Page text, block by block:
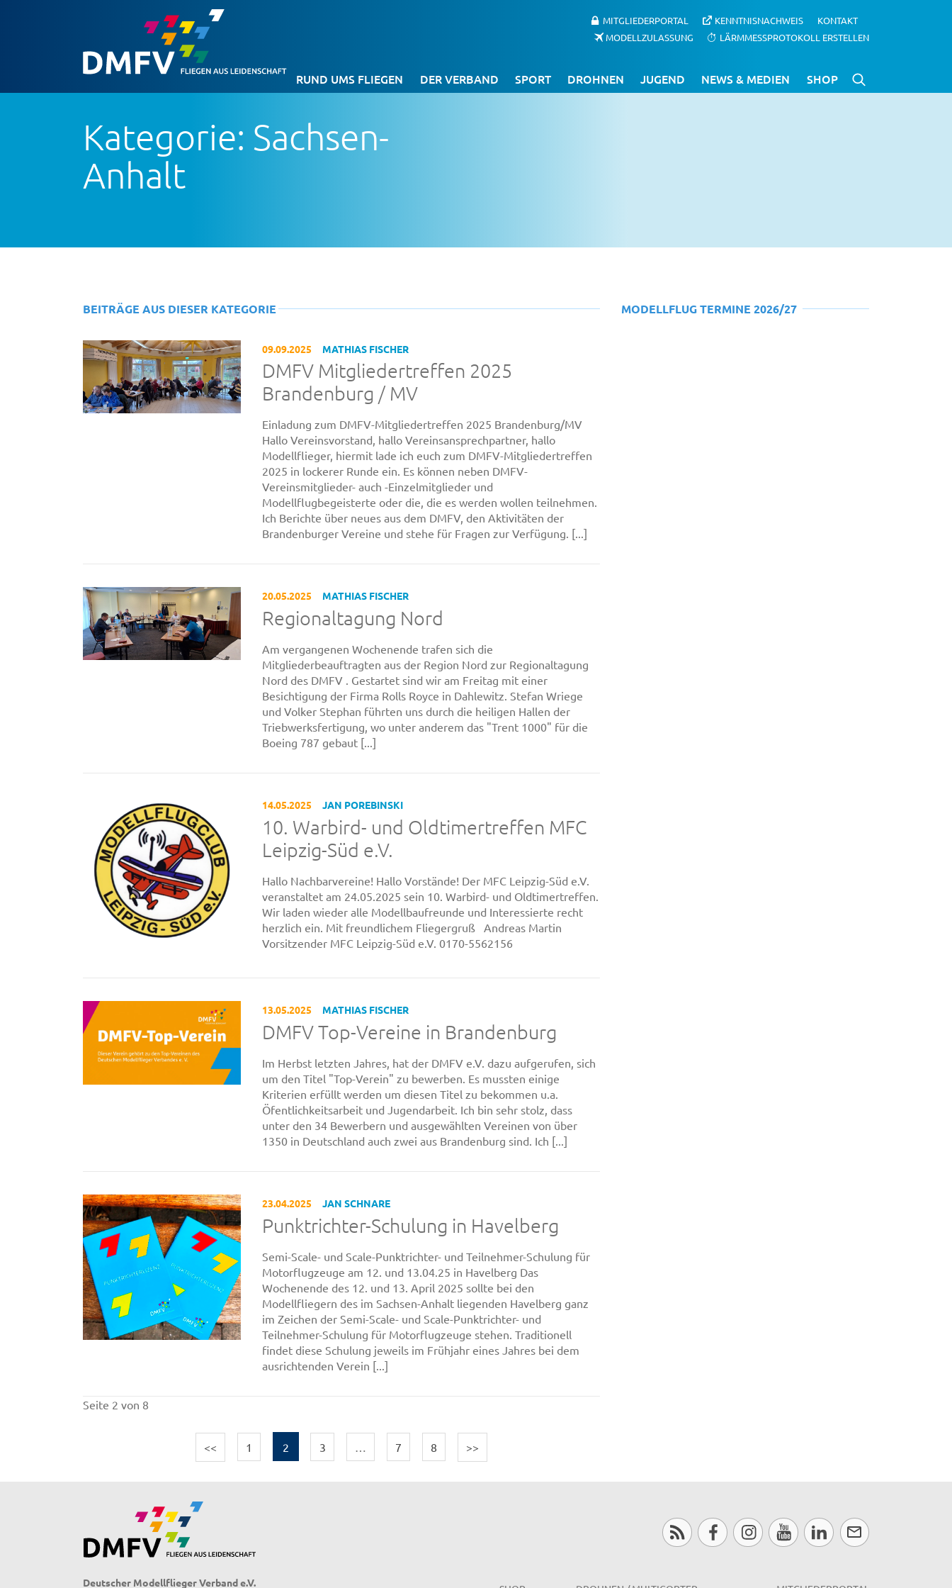
MITGLIEDERPORTAL KENNTNISNACHWEIS
KONTAKT
MODELLZULASSUNG
LÄRMMESSPROTOKOLL ERSTELLEN
RUND UMS FLIEGEN DER VERBAND SPORT DROHNEN JUGEND NEWS & MEDIEN SHOP
Kategorie: Sachsen-
Anhalt
BEITRÄGE AUS DIESER KATEGORIE
09.09.2025 MATHIAS FISCHER
DMFV Mitgliedertreffen 2025
Brandenburg / MV
Einladung zum DMFV-Mitgliedertreffen 2025 Brandenburg/MV
Hallo Vereinsvorstand, hallo Vereinsansprechpartner, hallo
Modellflieger, hiermit lade ich euch zum DMFV-Mitgliedertreffen
2025 in lockerer Runde ein. Es können neben DMFV-
Vereinsmitglieder- auch -Einzelmitglieder und
Modellflugbegeisterte oder die, die es werden wollen teilnehmen.
Ich Berichte über neues aus dem DMFV, den Aktivitäten der
Brandenburger Vereine und stehe für Fragen zur Verfügung. [...]
20.05.2025 MATHIAS FISCHER
Regionaltagung Nord
Am vergangenen Wochenende trafen sich die
Mitgliederbeauftragten aus der Region Nord zur Regionaltagung
Nord des DMFV . Gestartet sind wir am Freitag mit einer
Besichtigung der Firma Rolls Royce in Dahlewitz. Stefan Wriege
und Volker Stephan führten uns durch die heiligen Hallen der
Triebwerksfertigung, wo unter anderem das "Trent 1000" für die
Boeing 787 gebaut [...]
14.05.2025 JAN POREBINSKI
10. Warbird- und Oldtimertreffen MFC
Leipzig-Süd e.V.
Hallo Nachbarvereine! Hallo Vorstände! Der MFC Leipzig-Süd e.V.
veranstaltet am 24.05.2025 sein 10. Warbird- und Oldtimertreffen.
Wir laden wieder alle Modellbaufreunde und Interessierte recht
herzlich ein. Mit freundlichem Fliegergruß Andreas Martin
Vorsitzender MFC Leipzig-Süd e.V. 0170-5562156
13.05.2025 MATHIAS FISCHER
DMFV Top-Vereine in Brandenburg
Im Herbst letzten Jahres, hat der DMFV e.V. dazu aufgerufen, sich
um den Titel "Top-Verein" zu bewerben. Es mussten einige
Kriterien erfüllt werden um diesen Titel zu bekommen u.a.
Öfentlichkeitsarbeit und Jugendarbeit. Ich bin sehr stolz, dass
unter den 34 Bewerbern und ausgewählten Vereinen von über
1350 in Deutschland auch zwei aus Brandenburg sind. Ich [...]
23.04.2025 JAN SCHNARE
Punktrichter-Schulung in Havelberg
Semi-Scale- und Scale-Punktrichter- und Teilnehmer-Schulung für
Motorflugzeuge am 12. und 13.04.25 in Havelberg Das
Wochenende des 12. und 13. April 2025 sollte bei den
Modellfliegern des im Sachsen-Anhalt liegenden Havelberg ganz
im Zeichen der Semi-Scale- und Scale-Punktrichter- und
Teilnehmer-Schulung für Motorflugzeuge stehen. Traditionell
findet diese Schulung jeweils im Frühjahr eines Jahres bei dem
ausrichtenden Verein [...]
Seite 2 von 8
<< 1 2 3 7 8 >>
MODELLFLUG TERMINE 2026/27
Deutscher Modellflieger Verband e.V.